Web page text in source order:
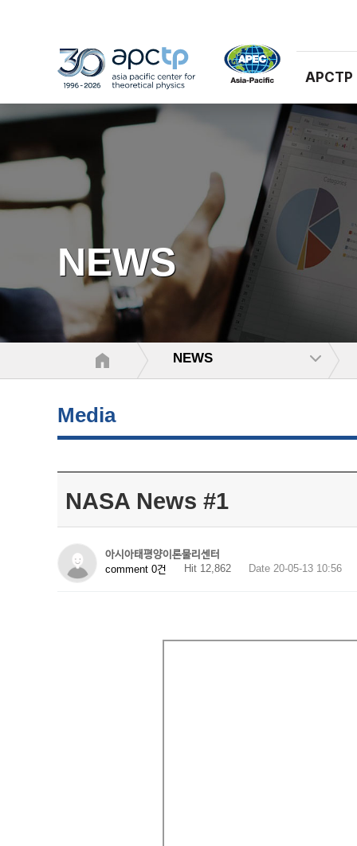
APCTP
NEWS
NEWS
Media
NASA News #1
아시아태평양이론물리센터
comment 0건
Hit 12,862 Date 20-05-13 10:56